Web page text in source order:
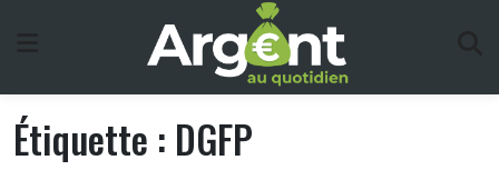
Étiquette : DGFP